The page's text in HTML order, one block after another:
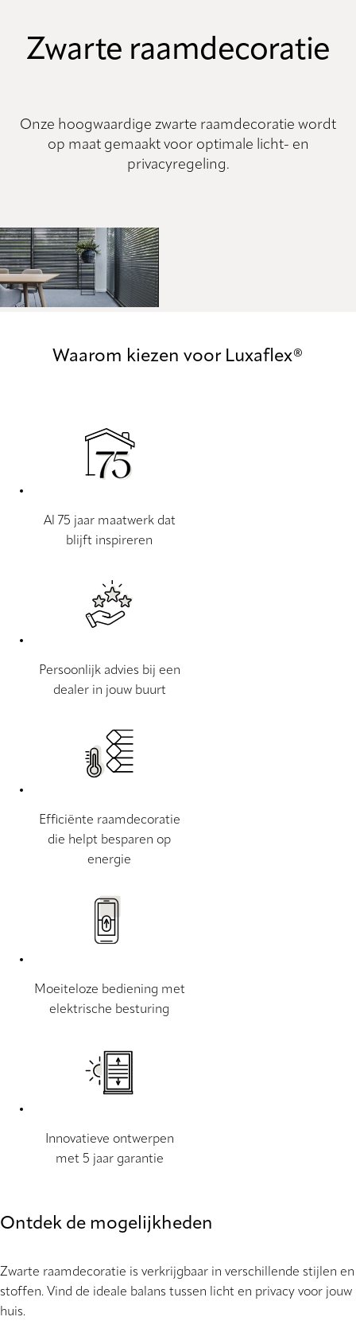
Zwarte raamdecoratie
Onze hoogwaardige zwarte raamdecoratie wordt
op maat gemaakt voor optimale licht- en
privacyregeling.
Waarom kiezen voor Luxaflex®
Al 75 jaar maatwerk dat
blijft inspireren
Persoonlijk advies bij een
dealer in jouw buurt
Efficiënte raamdecoratie
die helpt besparen op
energie
Moeiteloze bediening met
elektrische besturing
Innovatieve ontwerpen
met 5 jaar garantie
Ontdek de mogelijkheden
Zwarte raamdecoratie is verkrijgbaar in verschillende stijlen en
stoffen. Vind de ideale balans tussen licht en privacy voor jouw
huis.